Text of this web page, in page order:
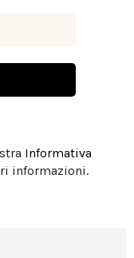
Informativa
informazioni.